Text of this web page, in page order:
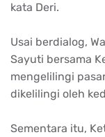
kata Deri.
Usai berdialog,
Sayuti bersama
mengelilingi
dikelilingi oleh
Sementara itu,